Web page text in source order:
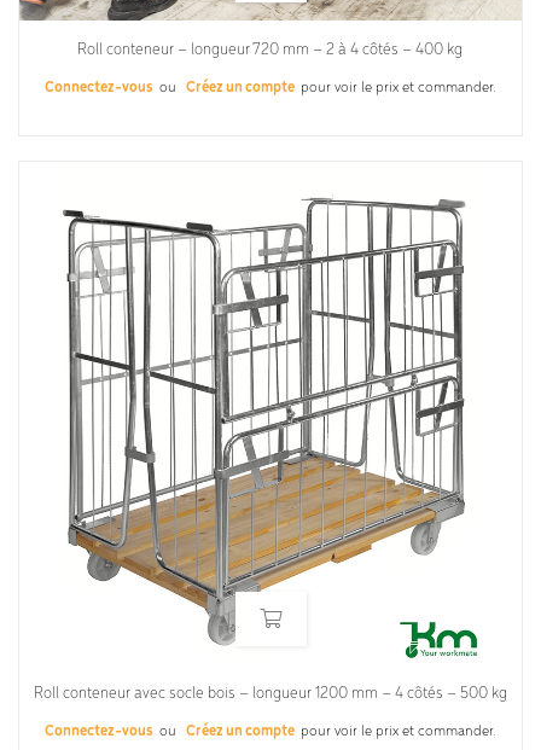
Roll conteneur – longueur 720 mm – 2 à 4 côtés – 400 kg
Connectez-vous ou Créez un compte pour voir le prix et commander.
Roll conteneur avec socle bois – longueur 1200 mm – 4 côtés – 500 kg
Connectez-vous ou Créez un compte pour voir le prix et commander.